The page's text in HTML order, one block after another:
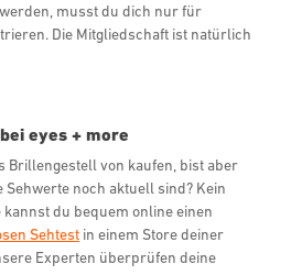
musst du dich nur für
Die Mitgliedschaft ist natürlich
eyes + more
Brillengestell von kaufen, bist aber
Sehwerte noch aktuell sind? Kein
kannst du bequem online einen
Sehtest in einem Store deiner
Experten überprüfen deine